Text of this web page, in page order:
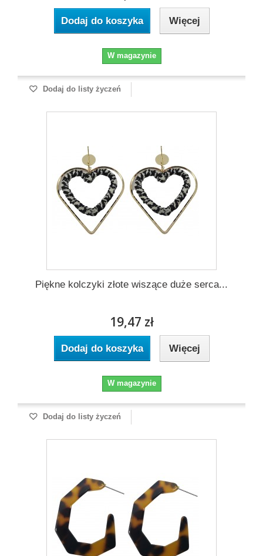
Dodaj do koszyka Więcej
W magazynie
Dodaj do listy życzeń
Piękne kolczyki złote wiszące duże serca...
19,47 zł
Dodaj do koszyka Więcej
W magazynie
Dodaj do listy życzeń